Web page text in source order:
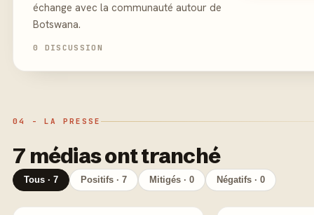
échange avec la communauté autour de
Botswana.
0 DISCUSSION
04 - LA PRESSE
7 médias ont tranché
Tous · 7 Positifs · 7 Mitigés · 0 Négatifs · 0